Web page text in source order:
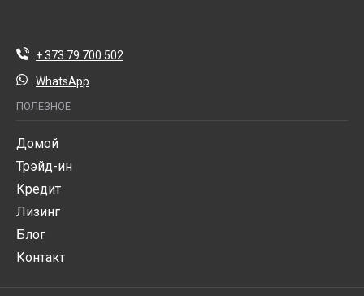
+ 373 79 700 502
WhatsApp
ПОЛЕЗНОЕ
Домой
Трэйд-ин
Кредит
Лизинг
Блог
Контакт